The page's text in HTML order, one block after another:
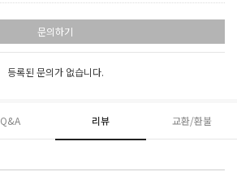
문의하기
등록된 문의가 없습니다.
Q&A 리뷰 교환/환불